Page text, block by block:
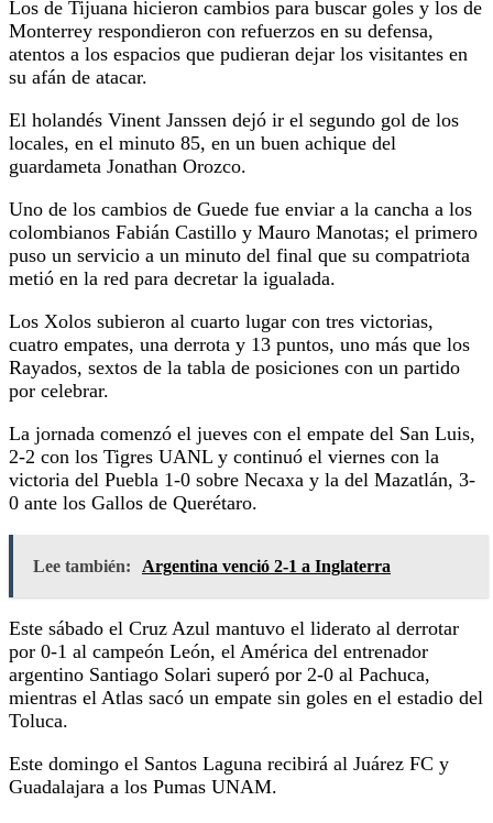
Los de Tijuana hicieron cambios para buscar goles y los de
Monterrey respondieron con refuerzos en su defensa,
atentos a los espacios que pudieran dejar los visitantes en
su afán de atacar.
El holandés Vinent Janssen dejó ir el segundo gol de los
locales, en el minuto 85, en un buen achique del
guardameta Jonathan Orozco.
Uno de los cambios de Guede fue enviar a la cancha a los
colombianos Fabián Castillo y Mauro Manotas; el primero
puso un servicio a un minuto del final que su compatriota
metió en la red para decretar la igualada.
Los Xolos subieron al cuarto lugar con tres victorias,
cuatro empates, una derrota y 13 puntos, uno más que los
Rayados, sextos de la tabla de posiciones con un partido
por celebrar.
La jornada comenzó el jueves con el empate del San Luis,
2-2 con los Tigres UANL y continuó el viernes con la
victoria del Puebla 1-0 sobre Necaxa y la del Mazatlán, 3-
0 ante los Gallos de Querétaro.
Lee también: Argentina venció 2-1 a Inglaterra
Este sábado el Cruz Azul mantuvo el liderato al derrotar
por 0-1 al campeón León, el América del entrenador
argentino Santiago Solari superó por 2-0 al Pachuca,
mientras el Atlas sacó un empate sin goles en el estadio del
Toluca.
Este domingo el Santos Laguna recibirá al Juárez FC y
Guadalajara a los Pumas UNAM.